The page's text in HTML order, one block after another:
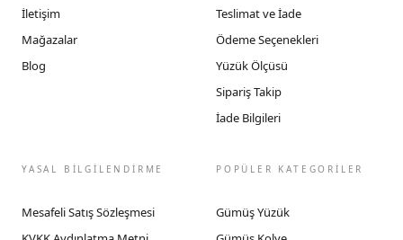
İletişim
Mağazalar
Blog
Teslimat ve İade
Ödeme Seçenekleri
Yüzük Ölçüsü
Sipariş Takip
İade Bilgileri
YASAL BİLGİLENDİRME
Mesafeli Satış Sözleşmesi
POPÜLER KATEGORİLER
Gümüş Yüzük